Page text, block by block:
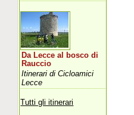
Da Lecce al bosco di
Rauccio
Itinerari di Cicloamici
Lecce
Tutti gli itinerari